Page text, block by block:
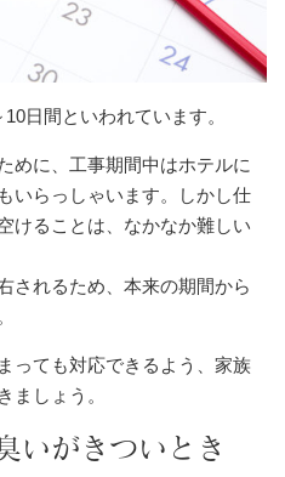
日間といわれています。
めに、工事期間中はホテルに
いらっしゃいます。しかし仕
けることは、なかなか難しい
されるため、本来の期間から
っても対応できるよう、家族
ましょう。
いがきついとき